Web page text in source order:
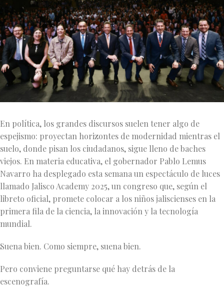
En política, los grandes discursos suelen tener algo de
espejismo: proyectan horizontes de modernidad mientras el
suelo, donde pisan los ciudadanos, sigue lleno de baches
viejos. En materia educativa, el gobernador Pablo Lemus
Navarro ha desplegado esta semana un espectáculo de luces
llamado Jalisco Academy 2025, un congreso que, según el
libreto oficial, promete colocar a los niños jaliscienses en la
primera fila de la ciencia, la innovación y la tecnología
mundial.
Suena bien. Como siempre, suena bien.
Pero conviene preguntarse qué hay detrás de la
escenografía.